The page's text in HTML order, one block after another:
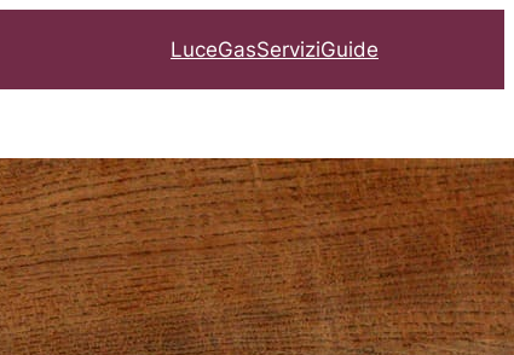
LuceGasServiziGuide